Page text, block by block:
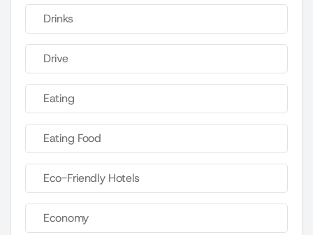
Drinks
Drive
Eating
Eating Food
Eco-Friendly Hotels
Economy